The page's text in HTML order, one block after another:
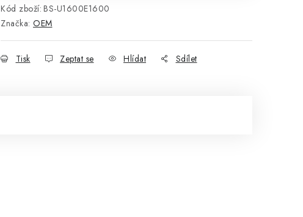
Kód zboží: BS-U1600E1600
Značka: OEM
Tisk Zeptat se Hlídat Sdílet